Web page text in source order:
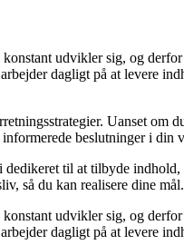
udvikler sig, og derfor
dagligt på at levere
Uanset om
beslutninger i din
til at tilbyde
så du kan realisere dine mål.
udvikler sig, og derfor
dagligt på at levere